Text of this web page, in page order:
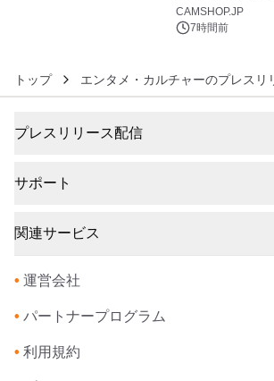
CAMSHOP.JP
7時間前
トップ エンタメ・カルチャーのプレスリ
プレスリリース配信
サポート
関連サービス
• 運営会社
• パートナープログラム
• 利用規約